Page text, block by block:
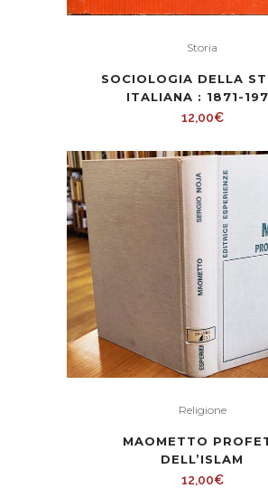
Storia
SOCIOLOGIA DELLA
ITALIANA : 1871-
12,00€
Religione
MAOMETTO
DELL’ISLAM
12,00€